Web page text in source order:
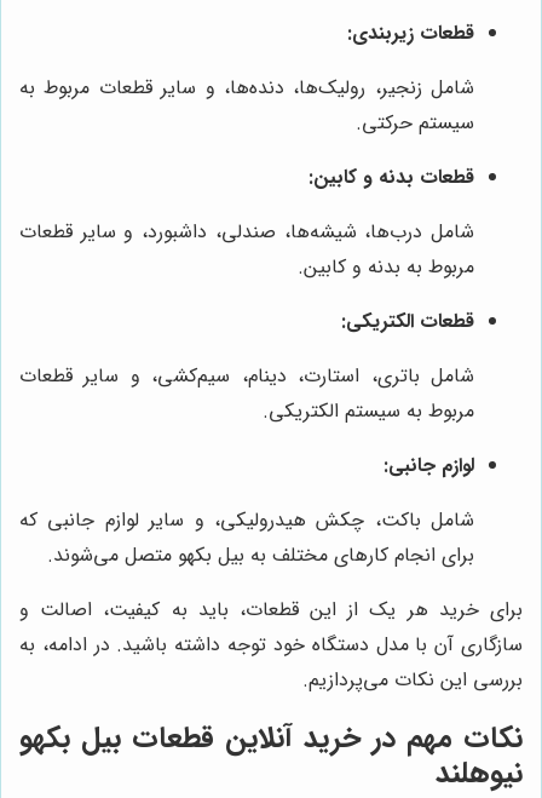
قطعات زیربندی:
شامل زنجیر، رولیک‌ها، دنده‌ها، و سایر قطعات مربوط به
سیستم حرکتی.
قطعات بدنه و کابین:
شامل درب‌ها، شیشه‌ها، صندلی، داشبورد، و سایر قطعات
مربوط به بدنه و کابین.
قطعات الکتریکی:
شامل باتری، استارت، دینام، سیم‌کشی، و سایر قطعات
مربوط به سیستم الکتریکی.
لوازم جانبی:
شامل باکت، چکش هیدرولیکی، و سایر لوازم جانبی که
برای انجام کارهای مختلف به بیل بکهو متصل می‌شوند.
برای خرید هر یک از این قطعات، باید به کیفیت، اصالت و
سازگاری آن با مدل دستگاه خود توجه داشته باشید. در ادامه، به
بررسی این نکات می‌پردازیم.
نکات مهم در خرید آنلاین قطعات بیل بکهو
نیوهلند